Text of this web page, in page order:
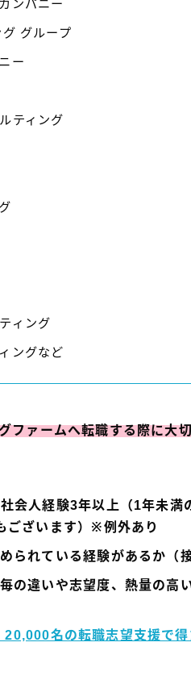
ンパニー
グループ
ー
ティング
ィング
ングなど
ファームへ転職する際に大
会人経験3年以上（1年未満
ございます）※例外あり
られている経験があるか（
の違いや志望度、熱量の高
名の転職志望支援で